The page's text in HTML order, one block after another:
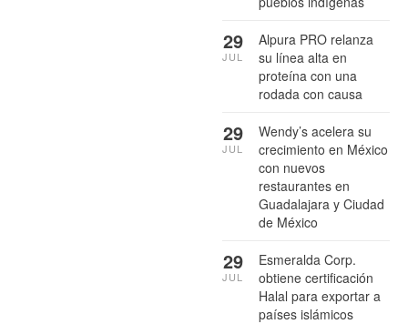
Alpura PRO relanza
su línea alta en
proteína con una
rodada con causa
29
JUL
Wendy’s acelera su
crecimiento en México
con nuevos
restaurantes en
Guadalajara y Ciudad
de México
29
JUL
Esmeralda Corp.
obtiene certificación
Halal para exportar a
países islámicos
29
JUL